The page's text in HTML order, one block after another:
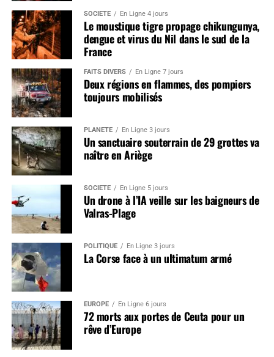
SOCIÉTÉ En Ligne 4 jours
Le moustique tigre propage chikungunya,
dengue et virus du Nil dans le sud de la
France
FAITS DIVERS En Ligne 7 jours
Deux régions en flammes, des pompiers
toujours mobilisés
PLANÈTE En Ligne 3 jours
Un sanctuaire souterrain de 29 grottes va
naître en Ariège
SOCIÉTÉ En Ligne 5 jours
Un drone à l’IA veille sur les baigneurs de
Valras-Plage
POLITIQUE En Ligne 3 jours
La Corse face à un ultimatum armé
EUROPE En Ligne 6 jours
72 morts aux portes de Ceuta pour un
rêve d’Europe